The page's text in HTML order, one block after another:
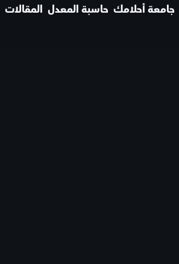
جامعة أحلامك حاسبة المعدل المقالات